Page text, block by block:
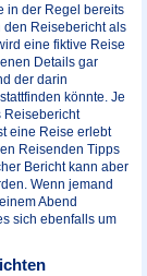
in der Regel bereits
den Reisebericht als
eine fiktive Reise
Details gar
der darin
könnte. Je
Reisebericht
eine Reise erlebt
Reisenden Tipps
Bericht kann aber
Wenn jemand
Abend
sich ebenfalls um